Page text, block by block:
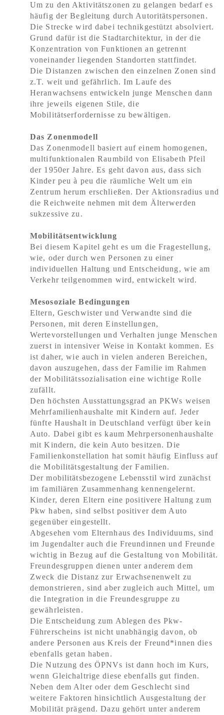
Um zu den Aktivitätszonen zu gelangen bedarf es
häufig der Begleitung durch Autoritätspersonen.
Die Strecke wird dabei technikgestützt absolviert.
Grund dafür ist die Stadtarchitektur, in der die
Konzentration von Funktionen an getrennt
voneinander liegenden Standorten stattfindet.
Die Distanzen zwischen den einzelnen Zonen sind
z.T. weit und gefährlich. Im Laufe des
Heranwachsens entwickeln junge Menschen dann
ihre jeweils eigenen Stile, die
Mobilitätserfordernisse zu bewältigen.
Das Zonenmodell
Das Zonenmodell basiert auf einem homogenen,
multifunktionalen Raumbild von Elisabeth Pfeil
der 1950er Jahre. Es geht davon aus, dass sich
Kinder peu à peu die räumliche Welt um ein
Zentrum herum erschließen. Der Aktionsradius und
die Reichweite nehmen mit dem Älterwerden
sukzessive zu.
Mobilitätsentwicklung
Bei diesem Kapitel geht es um die Fragestellung,
wie, oder durch wen Personen zu einer
individuellen Haltung und Entscheidung, wie am
Verkehr teilgenommen wird, entwickelt wird.
Mesosoziale Bedingungen
Eltern, Geschwister und Verwandte sind die
Personen, mit deren Einstellungen,
Wertevorstellungen und Verhalten junge Menschen
zuerst in intensiver Weise in Kontakt kommen. Es
ist daher, wie auch in vielen anderen Bereichen,
davon auszugehen, dass der Familie im Rahmen
der Mobilitätssozialisation eine wichtige Rolle
zufällt.
Den höchsten Ausstattungsgrad an PKWs weisen
Mehrfamilienhaushalte mit Kindern auf. Jeder
fünfte Haushalt in Deutschland verfügt über kein
Auto. Dabei gibt es kaum Mehrpersonenhaushalte
mit Kindern, die kein Auto besitzen. Die
Familienkonstellation hat somit häufig Einfluss auf
die Mobilitätsgestaltung der Familien.
Der mobilitätsbezogene Lebensstil wird zunächst
im familiären Zusammenhang kennengelernt.
Kinder, deren Eltern eine positivere Haltung zum
Pkw haben, sind selbst positiver dem Auto
gegenüber eingestellt.
Abgesehen vom Elternhaus des Individuums, sind
im Jugendalter auch die Freundinnen und Freunde
wichtig in Bezug auf die Gestaltung von Mobilität.
Freundesgruppen dienen unter anderem dem
Zweck die Distanz zur Erwachsenenwelt zu
demonstrieren, sind aber zugleich auch Mittel, um
die Integration in die Freundesgruppe zu
gewährleisten.
Die Entscheidung zum Ablegen des Pkw-
Führerscheins ist nicht unabhängig davon, ob
andere Personen aus Kreis der Freund*innen dies
ebenfalls getan haben.
Die Nutzung des ÖPNVs ist dann hoch im Kurs,
wenn Gleichaltrige diese ebenfalls gut finden.
Neben dem Alter oder dem Geschlecht sind
weitere Faktoren hinsichtlich Ausgestaltung der
Mobilität prägend. Dazu gehört unter anderem